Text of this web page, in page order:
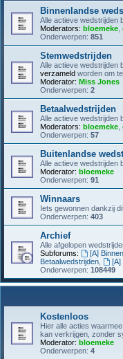
Binnenlandse
Alle actieve wedstrijden
Moderators: bloemeke
Onderwerpen: 851
Stemwedstrijden
Alle actieve wedstrijden
verzameld worden om
Moderator: Miss Jones
Onderwerpen: 2
Betaalwedstrijden
Alle actieve wedstrijden
Moderators: bloemeke
Onderwerpen: 57
Buitenlandse
Alle actieve wedstrijden
Moderator: bloemeke
Onderwerpen: 91
Winnaars
Iets gewonnen dankzij
Onderwerpen: 403
Archief
Alle afgelopen
Subforums:
[A]
Betaalwedstrijden
[A]
Onderwerpen: 108449
Kostenloos
Hier alle acties
kan verkrijgen, zonder
Moderator: bloemeke
Onderwerpen: 4